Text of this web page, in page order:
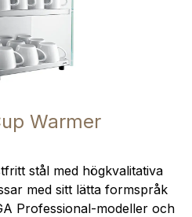
Warmer
stål med högkvalitativa
med sitt lätta formspråk
Professional-modeller och